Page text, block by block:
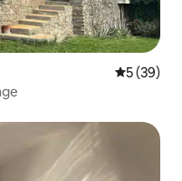
5 (39)
appréciés